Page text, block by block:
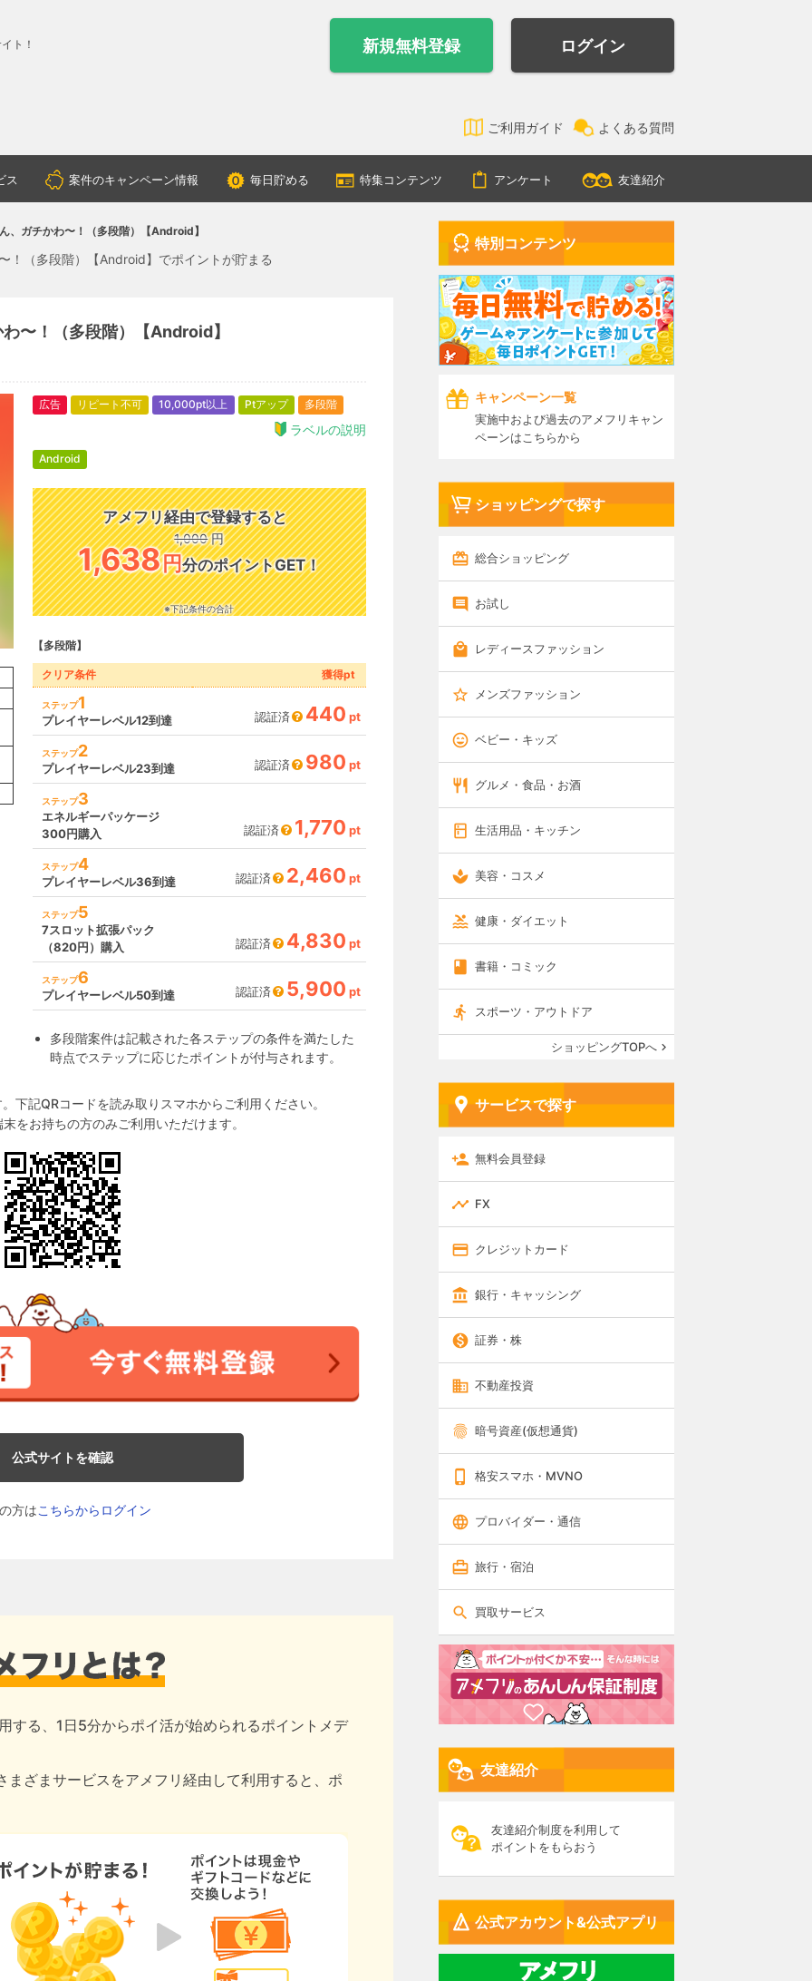
ト！ 新規無料登録 ログイン
ご利用ガイド よくある質問
ス 案件のキャンペーン情報 毎日貯める 特集コンテンツ アンケート 友達紹介
、ガチかわ〜！（多段階）【Android】
！（多段階）【Android】でポイントが貯まる
〜！（多段階）【Android】
広告 リピート不可 10,000pt以上 Ptアップ 多段階
ラベルの説明
Android
アメフリ経由で登録すると
1,000 円
1,638円分のポイントGET！
※下記条件の合計
【多段階】
クリア条件 獲得pt
ステップ1
プレイヤーレベル12到達 認証済 440 pt
ステップ2
プレイヤーレベル23到達 認証済 980 pt
ステップ3
エネルギーパッケージ
300円購入
認証済 1,770 pt
ステップ4
プレイヤーレベル36到達 認証済 2,460 pt
ステップ5
7スロット拡張パック
（820円）購入
認証済 4,830 pt
ステップ6
プレイヤーレベル50到達 認証済 5,900 pt
多段階案件は記載された各ステップの条件を満たした
時点でステップに応じたポイントが付与されます。
下記QRコードを読み取りスマホからご利用ください。
をお持ちの方のみご利用いただけます。
公式サイトを確認
方はこちらからログイン
する、1日5分からポイ活が始められるポイントメデ
まざまサービスをアメフリ経由して利用すると、ポ
特別コンテンツ
キャンペーン一覧
実施中および過去のアメフリキャン
ペーンはこちらから
ショッピングで探す
総合ショッピング
お試し
レディースファッション
メンズファッション
ベビー・キッズ
グルメ・食品・お酒
生活用品・キッチン
美容・コスメ
健康・ダイエット
書籍・コミック
スポーツ・アウトドア
ショッピングTOPへ
サービスで探す
無料会員登録
FX
クレジットカード
銀行・キャッシング
証券・株
不動産投資
暗号資産(仮想通貨)
格安スマホ・MVNO
プロバイダー・通信
旅行・宿泊
買取サービス
友達紹介
友達紹介制度を利用して
ポイントをもらおう
公式アカウント&公式アプリ